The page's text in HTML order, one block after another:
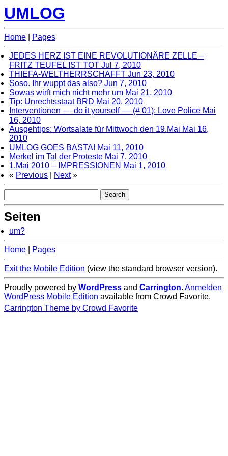
UMLOG
Home Pages
JEDES HERZ IST EINE REVOLUTIONÄRE ZELLE –
FRITZ TEUFEL IST TOT Jul 7, 2010
THIEFA-WELTHERRSCHAFFT Jun 23, 2010
Soso. Ihr wuppt das also? Jun 7, 2010
Sowas wirft mich nicht mehr um Mai 21, 2010
Tip: Unrechtsstaat BRD Mai 20, 2010
Interventionen –– do it yourself –– (# 01): Love Police Mai
16, 2010
Ausgehtips: Wortsalate für Mittwoch den 19.Mai Mai 16,
2010
UMLOG GOES BASTA! Mai 11, 2010
Merkel im Tal der Proteste Mai 7, 2010
1.Mai 2010 – IMPRESSIONEN Mai 1, 2010
« Previous Next »
Seiten
um?
Home Pages
Exit the Mobile Edition (view the standard browser version).
Proudly powered by WordPress and Carrington. Anmelden
WordPress Mobile Edition available from Crowd Favorite.
Carrington Theme by Crowd Favorite